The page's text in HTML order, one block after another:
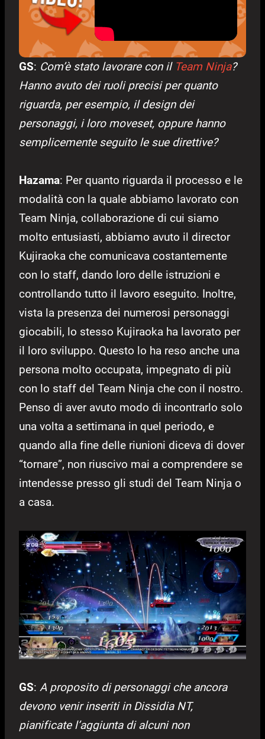
GS: Com’è stato lavorare con il Team Ninja?
Hanno avuto dei ruoli precisi per quanto
riguarda, per esempio, il design dei
personaggi, i loro moveset, oppure hanno
semplicemente seguito le sue direttive?
Hazama: Per quanto riguarda il processo e le
modalità con la quale abbiamo lavorato con
Team Ninja, collaborazione di cui siamo
molto entusiasti, abbiamo avuto il director
Kujiraoka che comunicava costantemente
con lo staff, dando loro delle istruzioni e
controllando tutto il lavoro eseguito. Inoltre,
vista la presenza dei numerosi personaggi
giocabili, lo stesso Kujiraoka ha lavorato per
il loro sviluppo. Questo lo ha reso anche una
persona molto occupata, impegnato di più
con lo staff del Team Ninja che con il nostro.
Penso di aver avuto modo di incontrarlo solo
una volta a settimana in quel periodo, e
quando alla fine delle riunioni diceva di dover
“tornare”, non riuscivo mai a comprendere se
intendesse presso gli studi del Team Ninja o
a casa.
GS: A proposito di personaggi che ancora
devono venir inseriti in Dissidia NT,
pianificate l’aggiunta di alcuni non